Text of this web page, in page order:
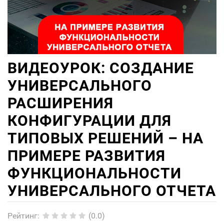
ВИДЕОУРОК: СОЗДАНИЕ
УНИВЕРСАЛЬНОГО
РАСШИРЕНИЯ
КОНФИГУРАЦИИ ДЛЯ
ТИПОВЫХ РЕШЕНИЙ – НА
ПРИМЕРЕ РАЗВИТИЯ
ФУНКЦИОНАЛЬНОСТИ
УНИВЕРСАЛЬНОГО ОТЧЕТА
Рейтинг: (0.0)